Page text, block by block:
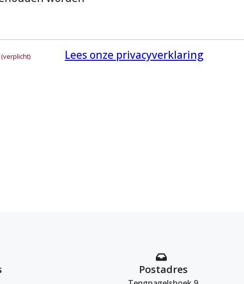
(verplicht) Lees onze privacyverklaring
Postadres